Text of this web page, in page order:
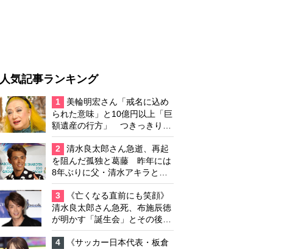
人気記事ランキング
1
美輪明宏さん「戒名に込め
られた意味」と10億円以上「巨
額遺産の行方」 つきっきりで
私生活をサポートしていた元俳
優が相続か
2
清水良太郎さん急逝、再起
を阻んだ孤独と葛藤 昨年には
8年ぶりに父・清水アキラと共
演、本格的な活動再開に向かっ
ていたが…周囲が懸念していた
「不安定なところ」
3
《亡くなる直前にも笑顔》
清水良太郎さん急死、布施辰徳
が明かす「誕生会」とその後の
メッセージ
4
《サッカー日本代表・板倉